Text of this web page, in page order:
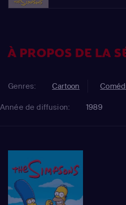
À PROPOS DE LA
Genres: Cartoon
Année de diffusion: 1989